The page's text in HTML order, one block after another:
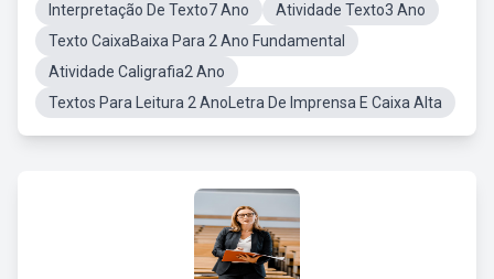
Interpretação De Texto7 Ano
Atividade Texto3 Ano
Texto CaixaBaixa Para 2 Ano Fundamental
Atividade Caligrafia2 Ano
Textos Para Leitura 2 AnoLetra De Imprensa E Caixa Alta